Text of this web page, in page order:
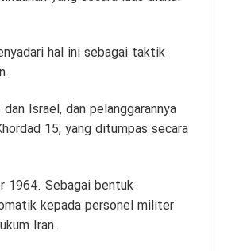
hal ini sebagai taktik
Israel, dan pelanggarannya
15, yang ditumpas secara
1964. Sebagai bentuk
kepada personel militer
Iran.